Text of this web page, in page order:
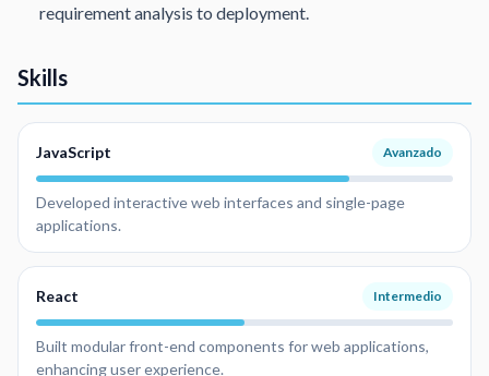
requirement analysis to deployment.
Skills
JavaScript Avanzado
Developed interactive web interfaces and single-page
applications.
React Intermedio
Built modular front-end components for web applications,
enhancing user experience.